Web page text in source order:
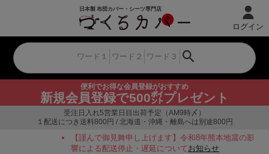
便利でお得な会員登録がおすすめ
新規会員登録で500㌽プレゼント
ログイン
受注日入れ5営業日目出荷予定（AM9時〆）
１配送につき送料800円 / 北海道・沖縄・離島へは別途800円
【謹んで御見舞申し上げます】令和8年熊本地震の影
響による配送停止・遅延についてお知らせ